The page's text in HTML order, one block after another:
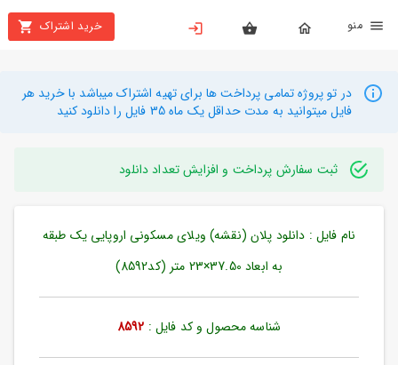
خرید اشتراک
بستن
محصولات
تهیه
راهنما
دانلود
در تو پروژه تمامی پرداخت ها برای تهیه اشتراک میباشد با خرید هر
فایل میتوانید به مدت حداقل یک ماه 35 فایل را دانلود کنید
ثبت سفارش پرداخت و افزایش تعداد دانلود
نام فایل : دانلود پلان (نقشه) ویلای مسکونی اروپایی یک طبقه
به ابعاد 37.50×23 متر (کد8592)
شناسه محصول و کد فایل : 8592